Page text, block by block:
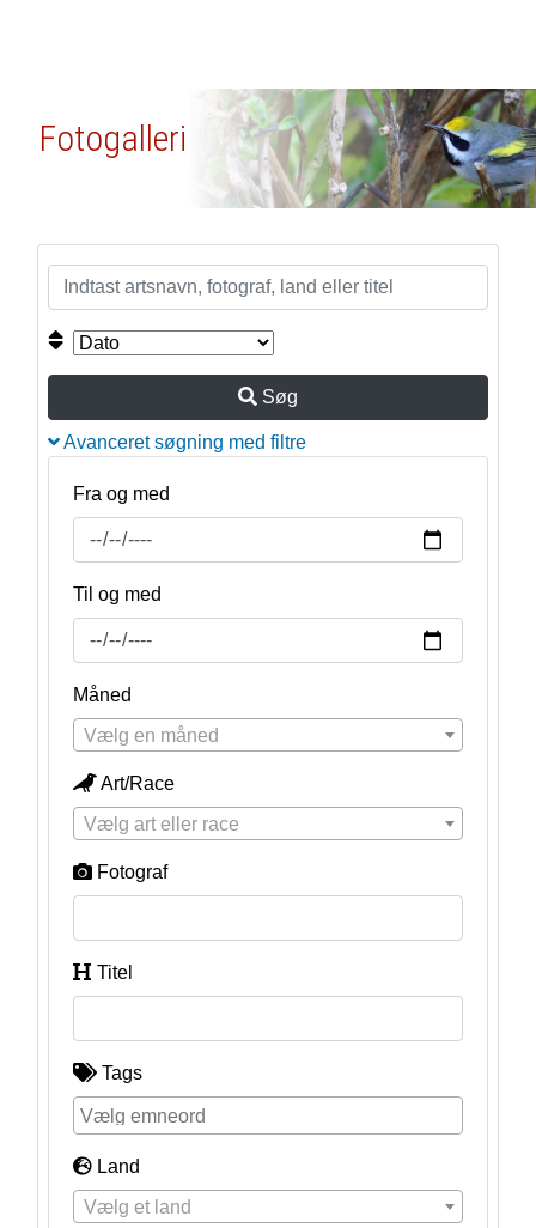
Fotogalleri
Søg
Avanceret søgning med filtre
Fra og med
Til og med
Måned
Vælg en måned
Art/Race
Vælg art eller race
Fotograf
Titel
Tags
Land
Vælg et land